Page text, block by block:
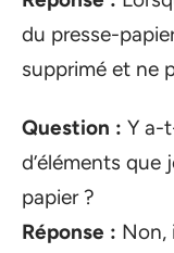
du presse-
supprimé et ne
Question : Y a-
d’éléments que
papier ?
Réponse : Non,